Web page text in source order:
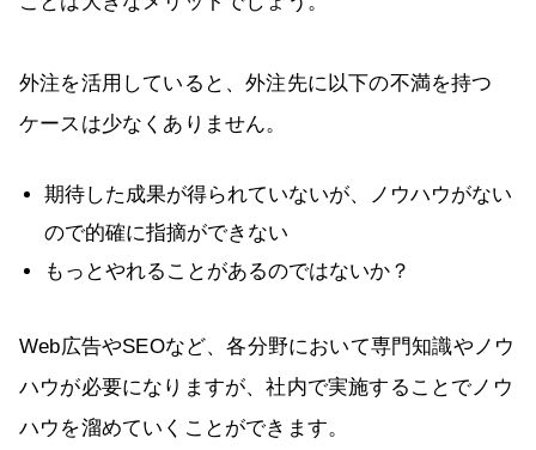
外注を活用していると、外注先に以下の不満を持つ
ケースは少なくありません。
期待した成果が得られていないが、ノウハウがない
ので的確に指摘ができない
もっとやれることがあるのではないか？
Web広告やSEOなど、各分野において専門知識やノウ
ハウが必要になりますが、社内で実施することでノウ
ハウを溜めていくことができます。